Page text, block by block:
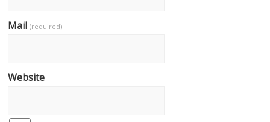
Mail(required)
Website